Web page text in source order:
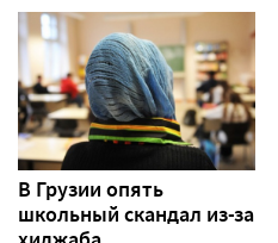
В Грузии опять
школьный скандал из-за